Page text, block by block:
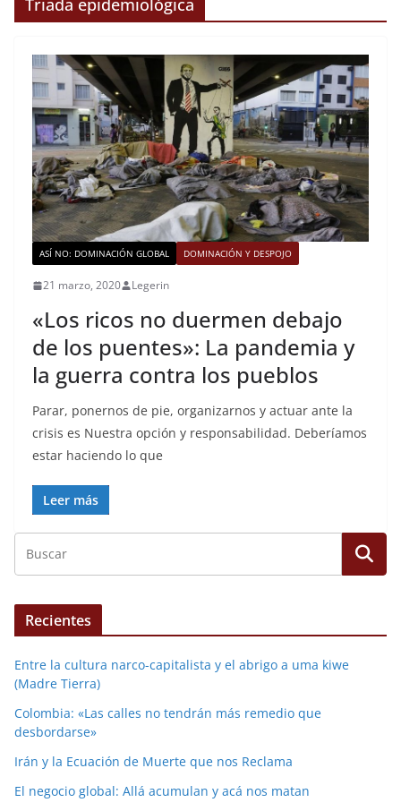
Triada epidemiológica
ASÍ NO: DOMINACIÓN GLOBAL DOMINACIÓN Y DESPOJO
21 marzo, 2020 Legerin
«Los ricos no duermen debajo
de los puentes»: La pandemia y
la guerra contra los pueblos
Parar, ponernos de pie, organizarnos y actuar ante la
crisis es Nuestra opción y responsabilidad. Deberíamos
estar haciendo lo que
Leer más
Recientes
Entre la cultura narco-capitalista y el abrigo a uma kiwe
(Madre Tierra)
Colombia: «Las calles no tendrán más remedio que
desbordarse»
Irán y la Ecuación de Muerte que nos Reclama
El negocio global: Allá acumulan y acá nos matan